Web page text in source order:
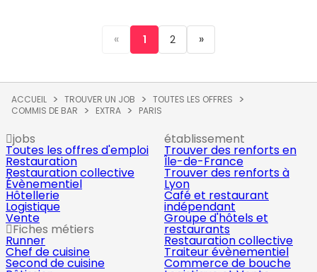
« 1 2 »
ACCUEIL TROUVER UN JOB
TOUTES LES OFFRES
COMMIS DE BAR
EXTRA PARIS
jobs
Toutes les offres d'emploi
Restauration
Restauration collective
Évènementiel
Hôtellerie
Logistique
Vente
Fiches métiers
Runner
Chef de cuisine
Second de cuisine
établissement
Trouver des renforts en
Île-de-France
Trouver des renforts à
Lyon
Café et restaurant
indépendant
Groupe d'hôtels et
restaurants
Restauration collective
Traiteur évènementiel
Commerce de bouche